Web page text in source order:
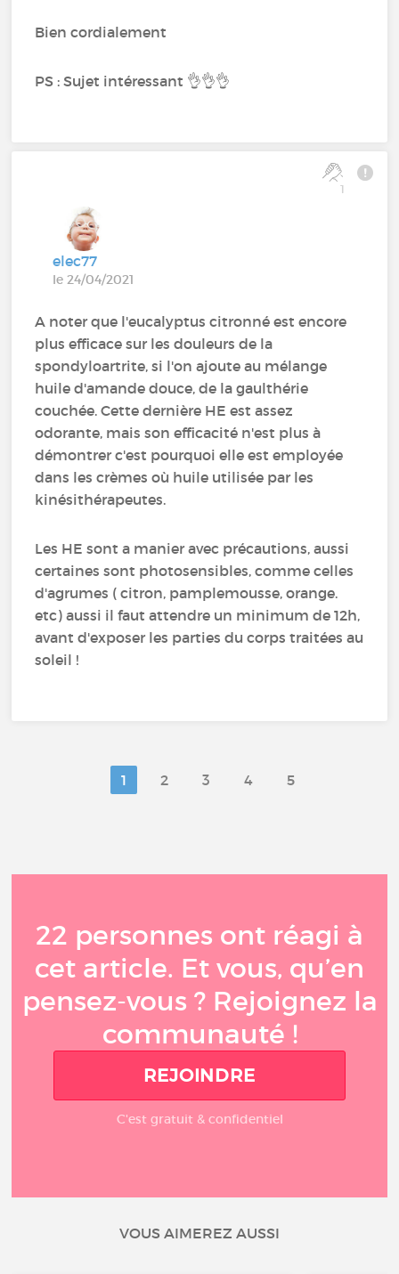
Bien cordialement
PS : Sujet intéressant 👌👌👌
1
elec77
le 24/04/2021
A noter que l'eucalyptus citronné est encore
plus efficace sur les douleurs de la
spondyloartrite, si l'on ajoute au mélange
huile d'amande douce, de la gaulthérie
couchée. Cette dernière HE est assez
odorante, mais son efficacité n'est plus à
démontrer c'est pourquoi elle est employée
dans les crèmes où huile utilisée par les
kinésithérapeutes.
Les HE sont a manier avec précautions, aussi
certaines sont photosensibles, comme celles
d'agrumes ( citron, pamplemousse, orange.
etc) aussi il faut attendre un minimum de 12h,
avant d'exposer les parties du corps traitées au
soleil !
1 2 3 4 5
22 personnes ont réagi à
cet article. Et vous, qu’en
pensez-vous ? Rejoignez la
communauté !
REJOINDRE
C'est gratuit & confidentiel
VOUS AIMEREZ AUSSI